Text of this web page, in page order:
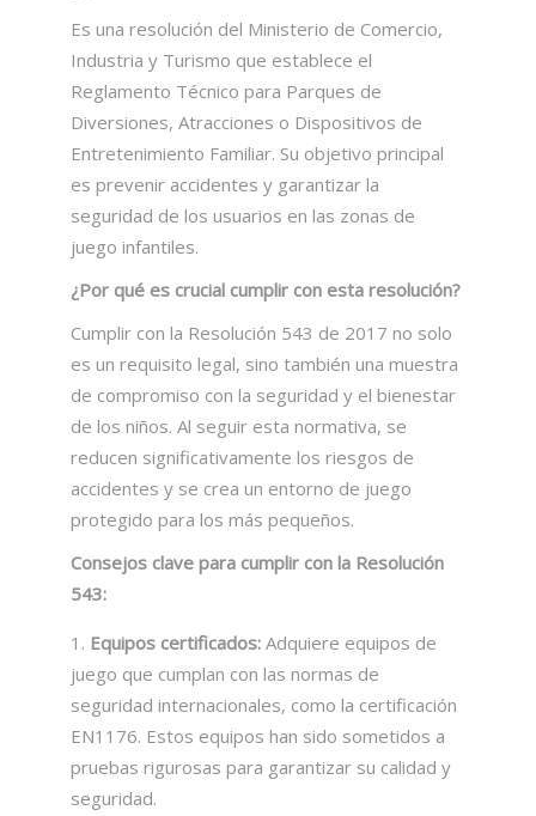
Es una resolución del Ministerio de Comercio,
Industria y Turismo que establece el
Reglamento Técnico para Parques de
Diversiones, Atracciones o Dispositivos de
Entretenimiento Familiar. Su objetivo principal
es prevenir accidentes y garantizar la
seguridad de los usuarios en las zonas de
juego infantiles.
¿Por qué es crucial cumplir con esta resolución?
Cumplir con la Resolución 543 de 2017 no solo
es un requisito legal, sino también una muestra
de compromiso con la seguridad y el bienestar
de los niños. Al seguir esta normativa, se
reducen significativamente los riesgos de
accidentes y se crea un entorno de juego
protegido para los más pequeños.
Consejos clave para cumplir con la Resolución
543:
Equipos certificados: Adquiere equipos de
juego que cumplan con las normas de
seguridad internacionales, como la certificación
EN1176. Estos equipos han sido sometidos a
pruebas rigurosas para garantizar su calidad y
seguridad.